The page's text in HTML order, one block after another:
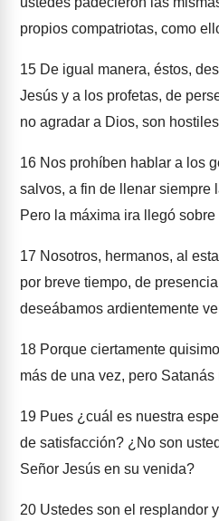
propios compatriotas, como
15 De igual manera, éstos,
Jesús y a los profetas, de
no agradar a Dios, son
16 Nos prohíben hablar a los
salvos, a fin de llenar siempre
Pero la máxima ira llegó sobre
17 Nosotros, hermanos, al
por breve tiempo, de
deseábamos ardientemente
18 Porque ciertamente
más de una vez, pero Satanás
19 Pues ¿cuál es nuestra
de satisfacción? ¿No son
Señor Jesús en su venida?
20 Ustedes son el resplandor